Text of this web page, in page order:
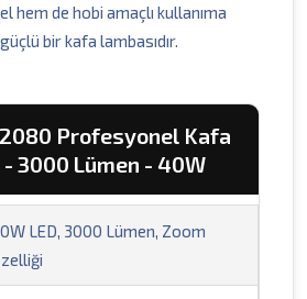
hem de hobi amaçlı kullanıma
bir kafa lambasıdır.
Profesyonel Kafa
- 3000 Lümen - 40W
LED, 3000 Lümen, Zoom